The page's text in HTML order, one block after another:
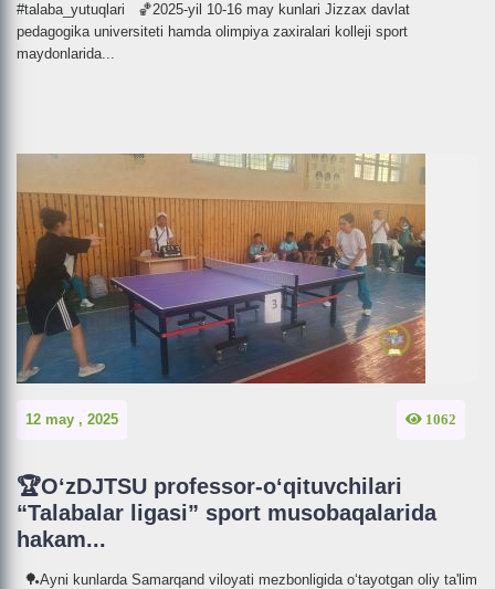
#talaba_yutuqlari 🏀2025-yil 10-16 may kunlari Jizzax davlat
pedagogika universiteti hamda olimpiya zaxiralari kolleji sport
maydonlarida...
12 may , 2025 1062
🏆O‘zDJTSU professor-o‘qituvchilari
“Talabalar ligasi” sport musobaqalarida
hakam...
🏓Ayni kunlarda Samarqand viloyati mezbonligida o‘tayotgan oliy ta'lim